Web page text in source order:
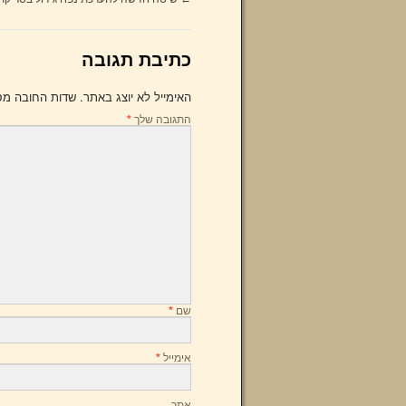
כתיבת תגובה
האימייל לא יוצג באתר. שדות החובה
התגובה שלך *
שם *
אימייל *